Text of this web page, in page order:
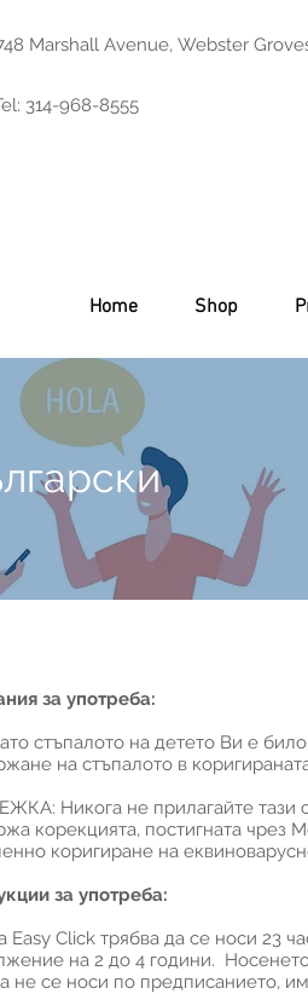
Marshall Avenue, Webster
314-968-8555
Home Shop
за употреба:
стъпалото на детето Ви е
на стъпалото в
Никога не прилагайте тази
корекцията, постигната чрез
коригиране на
за употреба:
Easy Click трябва да се носи 23
на 2 до 4 години.
не се носи по предписанието,